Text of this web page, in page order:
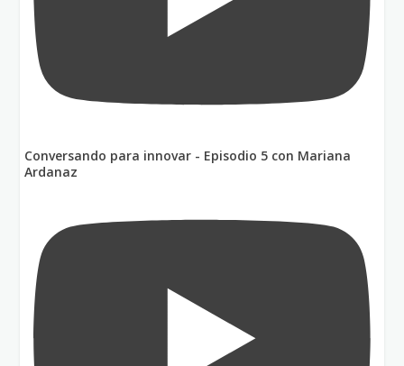
Conversando para innovar - Episodio 5 con Mariana
Ardanaz